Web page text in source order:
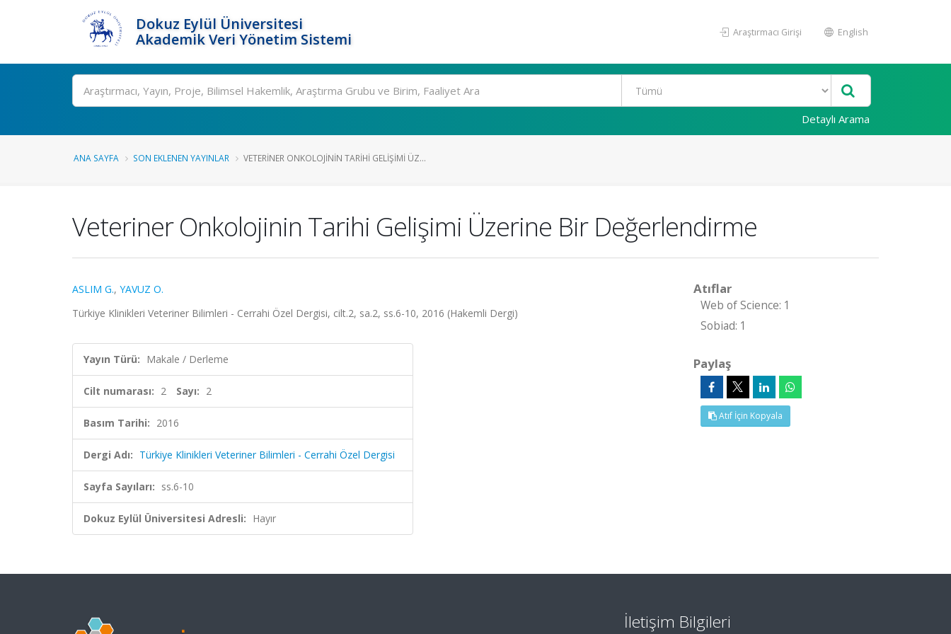
Dokuz Eylül Üniversitesi
Akademik Veri Yönetim Sistemi
Araştırmacı Girişi English
Ara
Detaylı Arama
ANA SAYFA SON EKLENEN YAYINLAR VETERINER ONKOLOJININ TARIHI GELIŞIMI ÜZ...
Veteriner Onkolojinin Tarihi Gelişimi Üzerine Bir Değerlendirme
ASLIM G., YAVUZ O.
Türkiye Klinikleri Veteriner Bilimleri - Cerrahi Özel Dergisi, cilt.2, sa.2, ss.6-10, 2016 (Hakemli Dergi)
Yayın Türü: Makale / Derleme
Cilt numarası: 2 Sayı: 2
Basım Tarihi: 2016
Dergi Adı: Türkiye Klinikleri Veteriner Bilimleri - Cerrahi Özel Dergisi
Sayfa Sayıları: ss.6-10
Dokuz Eylül Üniversitesi Adresli: Hayır
Atıflar
Web of Science: 1
Sobiad: 1
Paylaş
Atıf İçin Kopyala
İletişim Bilgileri